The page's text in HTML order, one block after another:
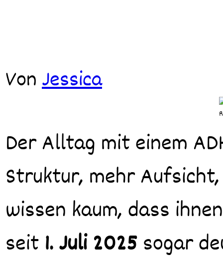
VonJessica
Der Alltag mit einem ADHS-Kind ist intensiv: mehr Begleitung, mehr
Struktur, mehr
wissen kaum, dass
seit 1. Juli 2025sogar